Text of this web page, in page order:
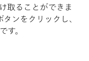
取ることができま
ンをクリックし、
す。